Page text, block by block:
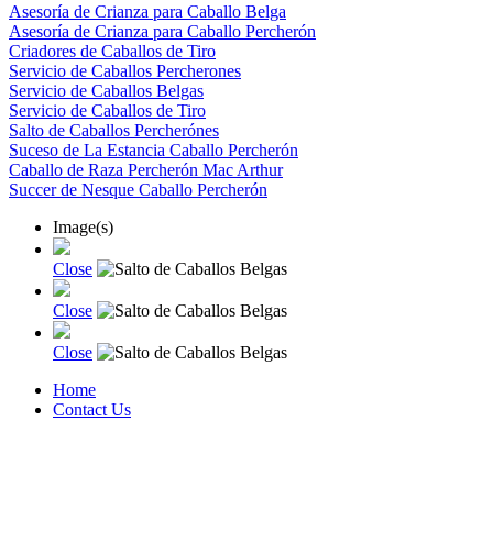
Asesoría de Crianza para Caballo Belga
Asesoría de Crianza para Caballo Percherón
Criadores de Caballos de Tiro
Servicio de Caballos Percherones
Servicio de Caballos Belgas
Servicio de Caballos de Tiro
Salto de Caballos Percherónes
Suceso de La Estancia Caballo Percherón
Caballo de Raza Percherón Mac Arthur
Succer de Nesque Caballo Percherón
Image(s)
Close
Close
Close
Home
Contact Us